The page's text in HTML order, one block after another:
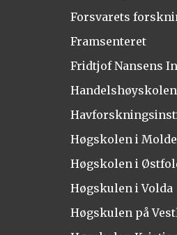
Forsvarets
Framsenteret
Fridtjof Nansens
Høgskolen i Molde
Høgskolen i
Høgskulen i Volda
Høgskulen på